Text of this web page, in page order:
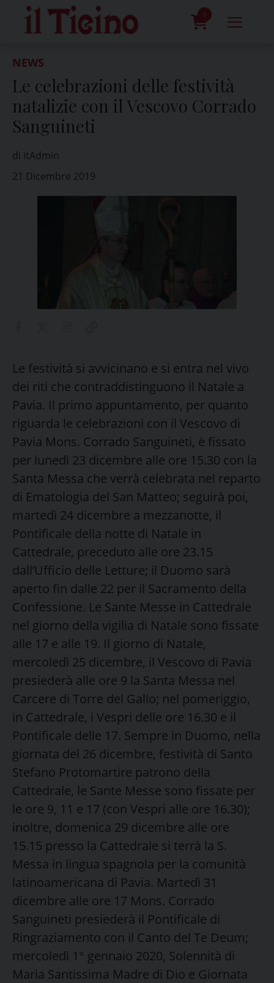
content
0
NEWS
Le celebrazioni delle festività
natalizie con il Vescovo Corrado
Sanguineti
di itAdmin
21 Dicembre 2019
Le festività si avvicinano e si entra nel vivo
dei riti che contraddistinguono il Natale a
Pavia. Il primo appuntamento, per quanto
riguarda le celebrazioni con il Vescovo di
Pavia Mons. Corrado Sanguineti, è fissato
per lunedì 23 dicembre alle ore 15.30 con la
Santa Messa che verrà celebrata nel reparto
di Ematologia del San Matteo; seguirà poi,
martedì 24 dicembre a mezzanotte, il
Pontificale della notte di Natale in
Cattedrale, preceduto alle ore 23.15
dall’Ufficio delle Letture; il Duomo sarà
aperto fin dalle 22 per il Sacramento della
Confessione. Le Sante Messe in Cattedrale
nel giorno della vigilia di Natale sono fissate
alle 17 e alle 19. Il giorno di Natale,
mercoledì 25 dicembre, il Vescovo di Pavia
presiederà alle ore 9 la Santa Messa nel
Carcere di Torre del Gallo; nel pomeriggio,
in Cattedrale, i Vespri delle ore 16.30 e il
Pontificale delle 17. Sempre in Duomo, nella
giornata del 26 dicembre, festività di Santo
Stefano Protomartire patrono della
Cattedrale, le Sante Messe sono fissate per
le ore 9, 11 e 17 (con Vespri alle ore 16.30);
inoltre, domenica 29 dicembre alle ore
15.15 presso la Cattedrale si terrà la S.
Messa in lingua spagnola per la comunità
latinoamericana di Pavia. Martedì 31
dicembre alle ore 17 Mons. Corrado
Sanguineti presiederà il Pontificale di
Ringraziamento con il Canto del Te Deum;
mercoledì 1° gennaio 2020, Solennità di
Maria Santissima Madre di Dio e Giornata